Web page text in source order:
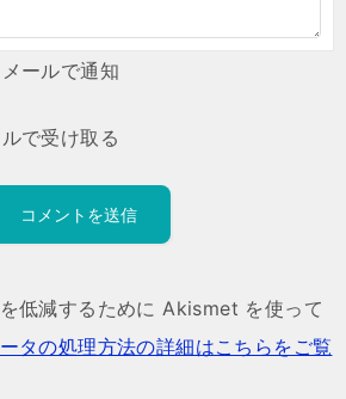
ールで通知
で受け取る
低減するために Akismet を使って
タの処理方法の詳細はこちらをご覧